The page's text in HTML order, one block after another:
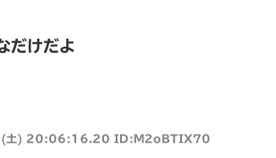
だけだよ
) 20:06:16.20 ID:M2oBTIX70